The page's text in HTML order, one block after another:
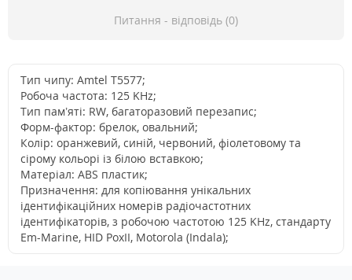
Питання - відповідь (0)
Тип чипу: Amtel T5577;
Робоча частота: 125 KHz;
Тип пам’яті: RW, багаторазовий перезапис;
Форм-фактор: брелок, овальний;
Колір: оранжевий, синій, червоний, фіолетовому та
сірому кольорі із білою вставкою;
Матеріал: ABS пластик;
Призначення: для копіювання унікальних
ідентифікаційних номерів радіочастотних
ідентифікаторів, з робочою частотою 125 KHz, стандарту
Em-Marine, HID PoxII, Motorola (Indala);